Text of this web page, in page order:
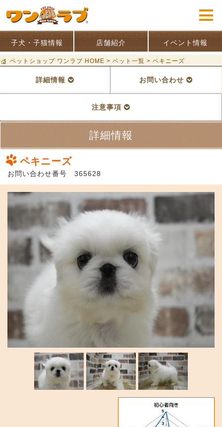
子犬・子猫情報 店舗紹介 イベント情報
ペットショップ ワンラブ HOME > ペット一覧 > ペキニーズ
詳細情報 お問い合わせ
注意事項
詳細情報
ペキニーズ
お問い合わせ番号 365628